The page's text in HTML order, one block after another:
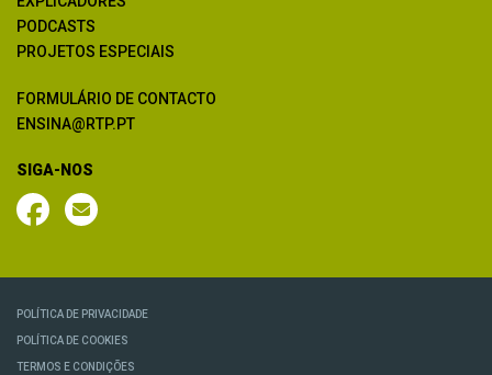
PODCASTS
PROJETOS ESPECIAIS
FORMULÁRIO DE CONTACTO
ENSINA@RTP.PT
SIGA-NOS
POLÍTICA DE PRIVACIDADE
POLÍTICA DE COOKIES
TERMOS E CONDIÇÕES